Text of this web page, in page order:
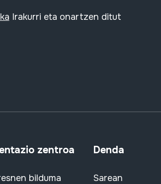
Irakurri eta onartzen ditut
zentroa
bilduma
Denda
Sarean